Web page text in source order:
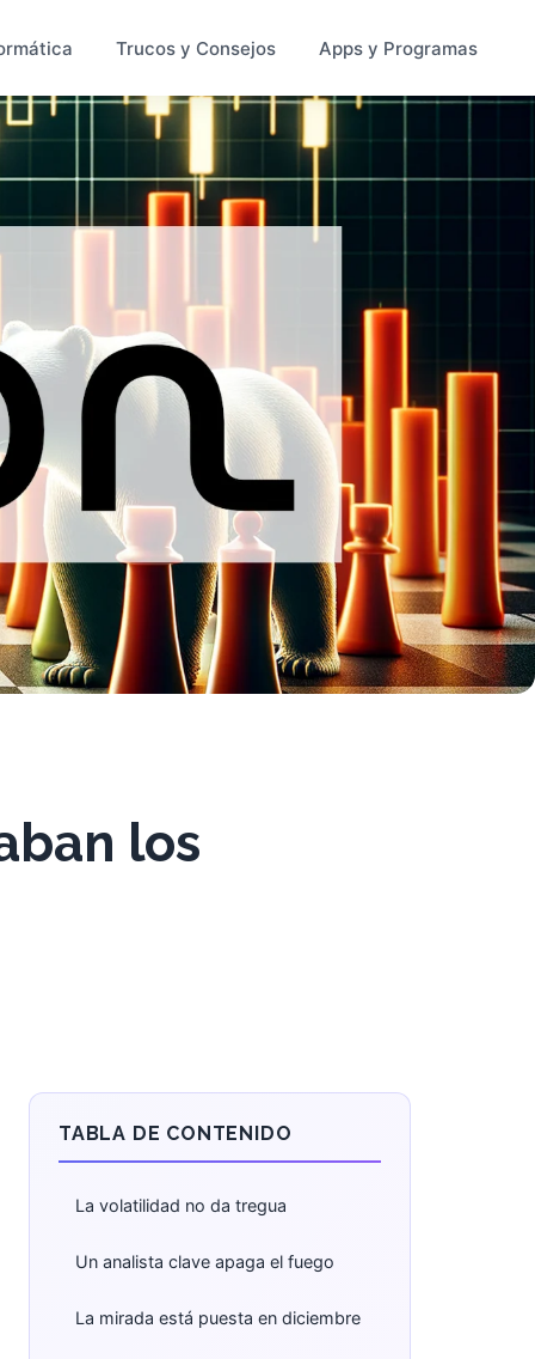
Trucos y Consejos Apps y Programas
los
TABLA DE CONTENIDO
La volatilidad no da tregua
Un analista clave apaga el fuego
La mirada está puesta en diciembre